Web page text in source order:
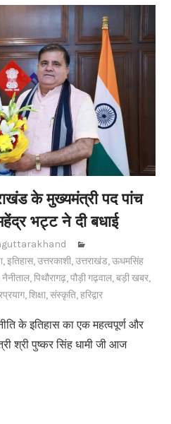
के मुख्यमंत्री पद पांच
भट्ट ने दी बधाई
,इतिहास,उत्तरकाशी,उत्तराखंड,ऊधमसिंह
नैनीताल,पिथौरागढ़,पौड़ी गढ़वाल,बड़ी खबर,
,शिक्षा,संस्कृति,हरिद्वार
के इतिहास का एक महत्वपूर्ण और
श्री पुष्कर सिंह धामी जी आज